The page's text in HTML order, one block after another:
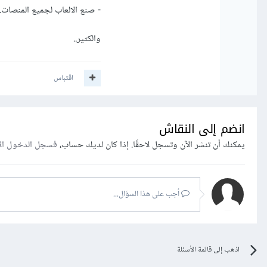
- صنع الالعاب لجميع المنصات.
والكثير..
اقتباس
انضم إلى النقاش
يمكنك أن تنشر الآن وتسجل لاحقًا. إذا كان لديك حساب،فسجل الدخول
أجب على هذا السؤال...
اذهب إلى قائمة الأسئلة